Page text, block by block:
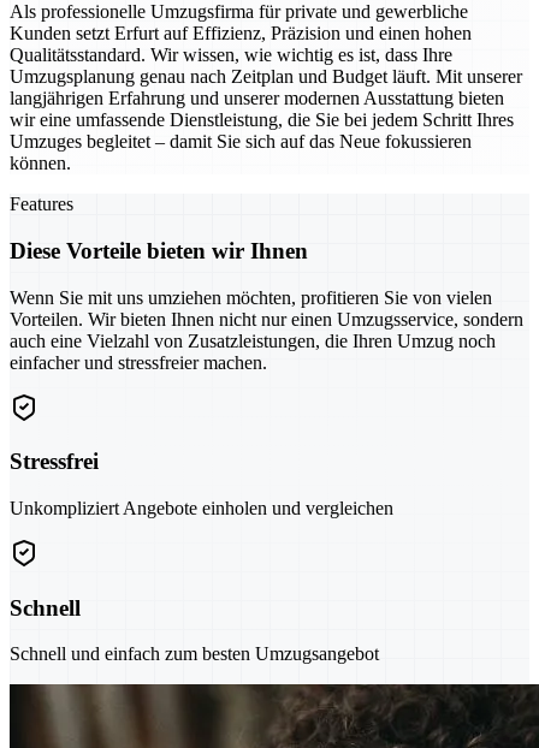
Als professionelle Umzugsfirma für private und gewerbliche
Kunden setzt Erfurt auf Effizienz, Präzision und einen hohen
Qualitätsstandard. Wir wissen, wie wichtig es ist, dass Ihre
Umzugsplanung genau nach Zeitplan und Budget läuft. Mit unserer
langjährigen Erfahrung und unserer modernen Ausstattung bieten
wir eine umfassende Dienstleistung, die Sie bei jedem Schritt Ihres
Umzuges begleitet – damit Sie sich auf das Neue fokussieren
können.
Features
Diese Vorteile bieten wir Ihnen
Wenn Sie mit uns umziehen möchten, profitieren Sie von vielen
Vorteilen. Wir bieten Ihnen nicht nur einen Umzugsservice, sondern
auch eine Vielzahl von Zusatzleistungen, die Ihren Umzug noch
einfacher und stressfreier machen.
Stressfrei
Unkompliziert Angebote einholen und vergleichen
Schnell
Schnell und einfach zum besten Umzugsangebot